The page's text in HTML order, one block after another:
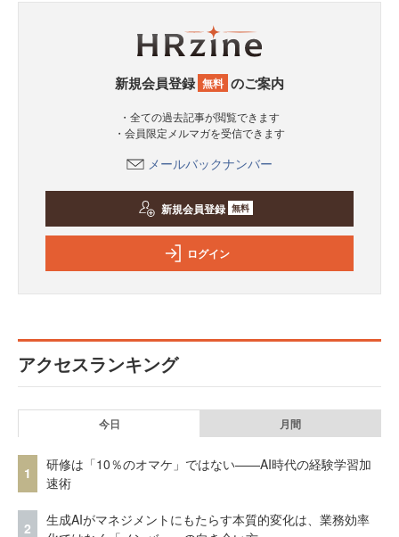
新規会員登録 無料 のご案内
・全ての過去記事が閲覧できます
・会員限定メルマガを受信できます
メールバックナンバー
新規会員登録 無料
ログイン
アクセスランキング
今日 月間
1
研修は「10％のオマケ」ではない——AI時代の経験学習加
速術
2
生成AIがマネジメントにもたらす本質的変化は、業務効率